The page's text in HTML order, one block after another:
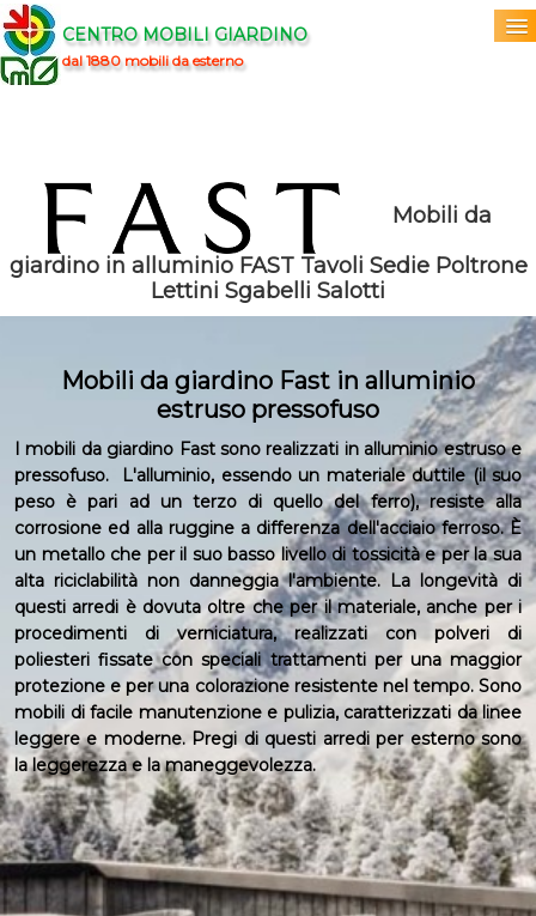
CENTRO MOBILI GIARDINO
dal 1880 mobili da esterno
Marchi
Mobili da
giardino in alluminio FAST Tavoli Sedie Poltrone
Lettini Sgabelli Salotti
Mobili da giardino Fast in alluminio
estruso pressofuso
I mobili da giardino Fast sono realizzati in alluminio estruso e
pressofuso. L'alluminio, essendo un materiale duttile (il suo
peso è pari ad un terzo di quello del ferro), resiste alla
corrosione ed alla ruggine a differenza dell'acciaio ferroso. È
un metallo che per il suo basso livello di tossicità e per la sua
alta riciclabilità non danneggia l'ambiente. La longevità di
questi arredi è dovuta oltre che per il materiale, anche per i
procedimenti di verniciatura, realizzati con polveri di
poliesteri fissate con speciali trattamenti per una maggior
protezione e per una colorazione resistente nel tempo. Sono
mobili di facile manutenzione e pulizia, caratterizzati da linee
leggere e moderne. Pregi di questi arredi per esterno sono
la leggerezza e la maneggevolezza.